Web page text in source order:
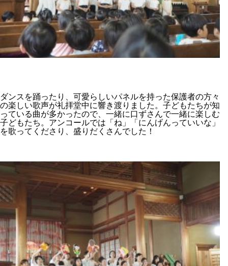
ダンスを踊ったり、可愛らしいパネルを持った保護者の方々
の楽しい歌声が礼拝堂中に響き渡りました。子どもたちが知
っている曲が多かったので、一緒に口ずさんで一緒に楽しむ
子どもたち。アンコールでは「ね」「にんげんっていいな」
を歌ってくださり、盛りだくさんでした！